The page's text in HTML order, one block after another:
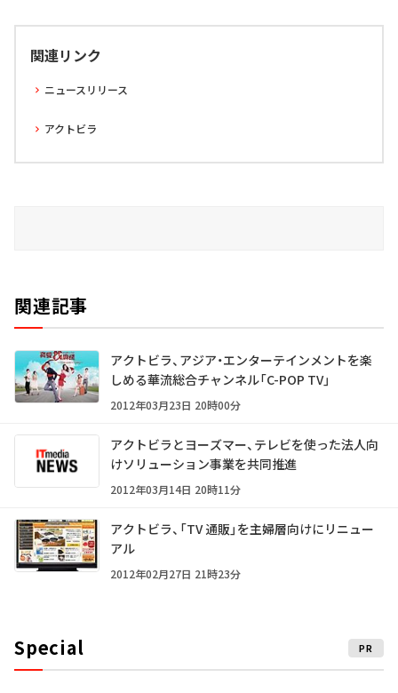
関連リンク
ニュースリリース
アクトビラ
関連記事
アクトビラ、アジア・エンターテインメントを楽
しめる華流総合チャンネル「C-POP TV」
2012年03月23日 20時00分
アクトビラとヨーズマー、テレビを使った法人向
けソリューション事業を共同推進
2012年03月14日 20時11分
アクトビラ、「TV 通販」を主婦層向けにリニュー
アル
2012年02月27日 21時23分
Special PR